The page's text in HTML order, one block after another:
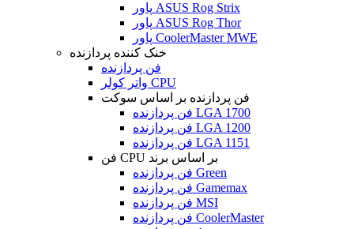
پاور ASUS Rog Strix
پاور ASUS Rog Thor
پاور CoolerMaster MWE
خنک کننده پردازنده
فن پردازنده
واتر کولر CPU
فن پردازنده بر اساس سوکت
فن پردازنده LGA 1700
فن پردازنده LGA 1200
فن پردازنده LGA 1151
فن CPU بر اساس برند
فن پردازنده Green
فن پردازنده Gamemax
فن پردازنده MSI
فن پردازنده CoolerMaster